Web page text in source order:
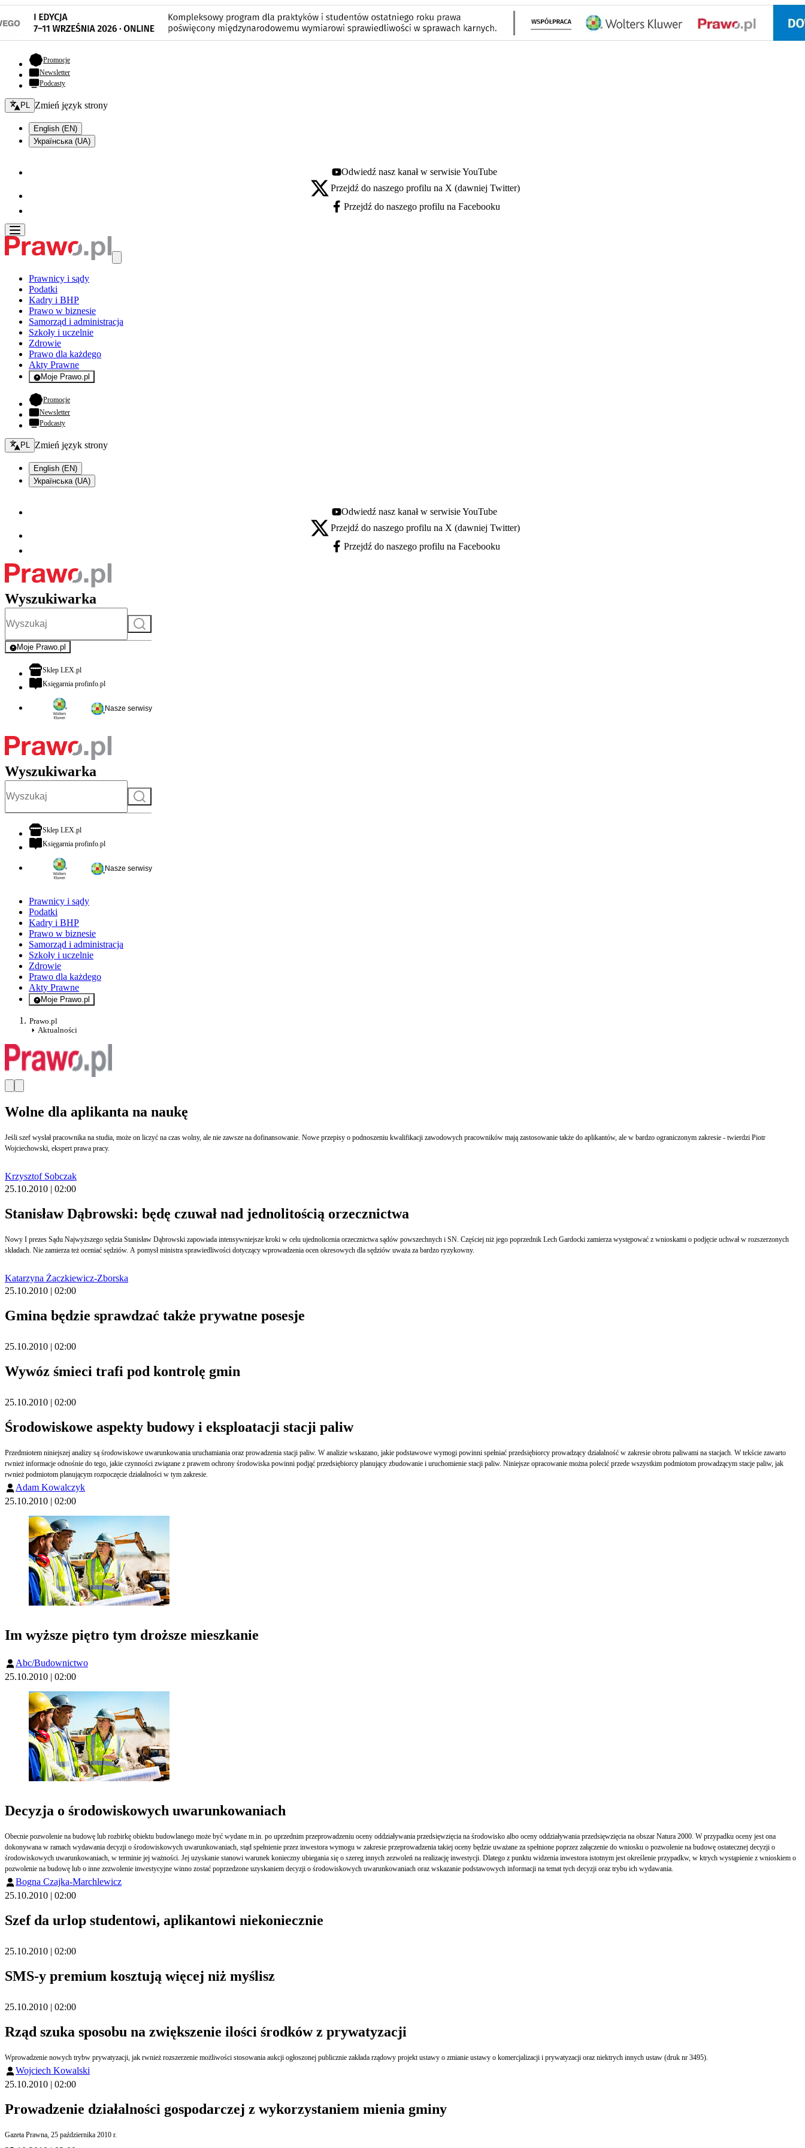
Promocje- otwiera się w nowej karcie
Newsletter
Podcasty
Zmień język - bieżący:
PL Zmień język strony
English (EN)
Українська (UA)
Youtube - otwiera się w nowej karcie
Odwiedź nasz kanał w serwisie YouTube
X - otwiera się w nowej karcie
Przejdź do naszego profilu na X (dawniej Twitter)
Facebook - otwiera się w nowej karcie
Przejdź do naszego profilu na Facebooku
Prawnicy i sądy
Podatki
Kadry i BHP
Prawo w biznesie
Samorząd i administracja
Szkoły i uczelnie
Zdrowie
Prawo dla każdego
Akty Prawne
Moje Prawo.pl
- rejestracja i logowanie do serwisu
Promocje- otwiera się w nowej karcie
Newsletter
Podcasty
Zmień język - bieżący:
PL Zmień język strony
English (EN)
Українська (UA)
Youtube - otwiera się w nowej karcie
Odwiedź nasz kanał w serwisie YouTube
X - otwiera się w nowej karcie
Przejdź do naszego profilu na X (dawniej Twitter)
Facebook - otwiera się w nowej karcie
Przejdź do naszego profilu na Facebooku
Wyszukiwarka
Szukaj
Moje Prawo.pl
- rejestracja i logowanie do serwisu
Sklep LEX.plotwiera się w nowej karcie
Księgarnia profinfo.plotwiera się w nowej karcie
Nasze serwisy
Wyszukiwarka
Szukaj
Sklep LEX.plotwiera się w nowej karcie
Księgarnia profinfo.plotwiera się w nowej karcie
Nasze serwisy
Prawnicy i sądy
Podatki
Kadry i BHP
Prawo w biznesie
Samorząd i administracja
Szkoły i uczelnie
Zdrowie
Prawo dla każdego
Akty Prawne
Moje Prawo.pl
- rejestracja i logowanie do serwisu
Prawo.pl
Aktualności
Wolne dla aplikanta na naukę
Jeśli szef wysłał pracownika na studia, może on liczyć na czas wolny, ale nie zawsze na dofinansowanie. Nowe przepisy o podnoszeniu kwalifikacji zawodowych pracowników mają zastosowanie także do aplikantów, ale w bardzo ograniczonym zakresie - twierdzi Piotr
Wojciechowski, ekspert prawa pracy.
Krzysztof Sobczak
25.10.2010 | 02:00
Stanisław Dąbrowski: będę czuwał nad jednolitością orzecznictwa
Nowy I prezes Sądu Najwyższego sędzia Stanisław Dąbrowski zapowiada intensywniejsze kroki w celu ujednolicenia orzecznictwa sądów powszechnych i SN. Częściej niż jego poprzednik Lech Gardocki zamierza występować z wnioskami o podjęcie uchwał w rozszerzonych
składach. Nie zamierza też oceniać sędziów. A pomysł ministra sprawiedliwości dotyczący wprowadzenia ocen okresowych dla sędziów uważa za bardzo ryzykowny.
Katarzyna Żaczkiewicz-Zborska
25.10.2010 | 02:00
Gmina będzie sprawdzać także prywatne posesje
25.10.2010 | 02:00
Wywóz śmieci trafi pod kontrolę gmin
25.10.2010 | 02:00
Środowiskowe aspekty budowy i eksploatacji stacji paliw
Przedmiotem niniejszej analizy są środowiskowe uwarunkowania uruchamiania oraz prowadzenia stacji paliw. W analizie wskazano, jakie podstawowe wymogi powinni spełniać przedsiębiorcy prowadzący działalność w zakresie obrotu paliwami na stacjach. W tekście zawarto
rwnież informacje odnośnie do tego, jakie czynności związane z prawem ochrony środowiska powinni podjąć przedsiębiorcy planujący zbudowanie i uruchomienie stacji paliw. Niniejsze opracowanie można polecić przede wszystkim podmiotom prowadzącym stacje paliw, jak
rwnież podmiotom planującym rozpoczęcie działalności w tym zakresie.
Adam Kowalczyk
25.10.2010 | 02:00
Im wyższe piętro tym droższe mieszkanie
Abc/Budownictwo
25.10.2010 | 02:00
Decyzja o środowiskowych uwarunkowaniach
Obecnie pozwolenie na budowę lub rozbirkę obiektu budowlanego może być wydane m.in. po uprzednim przeprowadzeniu oceny oddziaływania przedsięwzięcia na środowisko albo oceny oddziaływania przedsięwzięcia na obszar Natura 2000. W przypadku oceny jest ona
dokonywana w ramach wydawania decyzji o środowiskowych uwarunkowaniach, stąd spełnienie przez inwestora wymogu w zakresie przeprowadzenia takiej oceny będzie uważane za spełnione poprzez załączenie do wniosku o pozwolenie na budowę ostatecznej decyzji o
środowiskowych uwarunkowaniach, w terminie jej ważności. Jej uzyskanie stanowi warunek konieczny ubiegania się o szereg innych zezwoleń na realizację inwestycji. Dlatego z punktu widzenia inwestora istotnym jest określenie przypadkw, w ktrych wystąpienie z wnioskiem o
pozwolenie na budowę lub o inne zezwolenie inwestycyjne winno zostać poprzedzone uzyskaniem decyzji o środowiskowych uwarunkowaniach oraz wskazanie podstawowych informacji na temat tych decyzji oraz trybu ich wydawania.
Bogna Czajka-Marchlewicz
25.10.2010 | 02:00
Szef da urlop studentowi, aplikantowi niekoniecznie
25.10.2010 | 02:00
SMS-y premium kosztują więcej niż myślisz
25.10.2010 | 02:00
Rząd szuka sposobu na zwiększenie ilości środków z prywatyzacji
Wprowadzenie nowych trybw prywatyzacji, jak rwnież rozszerzenie możliwości stosowania aukcji ogłoszonej publicznie zakłada rządowy projekt ustawy o zmianie ustawy o komercjalizacji i prywatyzacji oraz niektrych innych ustaw (druk nr 3495).
Wojciech Kowalski
25.10.2010 | 02:00
Prowadzenie działalności gospodarczej z wykorzystaniem mienia gminy
Gazeta Prawna, 25 października 2010 r.